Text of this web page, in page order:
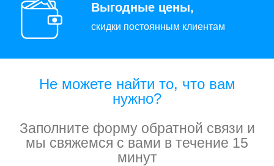
Выгодные цены,
скидки постоянным клиентам
Не можете найти то, что вам
нужно?
Заполните форму обратной связи и
мы свяжемся с вами в течение 15
минут